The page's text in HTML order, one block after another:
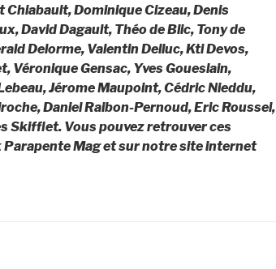
Chiabault, Dominique Cizeau, Denis
David Dagault, Théo de Blic, Tony de
Delorme, Valentin Delluc, Kti Devos,
Véronique Gensac, Yves Goueslain,
Jérome Maupoint, Cédric Nieddu,
Daniel Raibon-Pernoud, Eric Roussel,
Skifflet. Vous pouvez retrouver ces
Parapente Mag et sur notre site internet